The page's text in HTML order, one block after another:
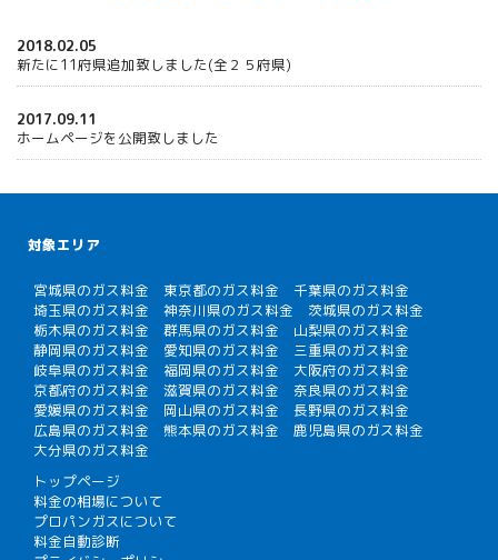
2018.02.05
新たに11府県追加致しました(全２５府県)
2017.09.11
ホームページを公開致しました
対象エリア
宮城県のガス料金 東京都のガス料金
千葉県のガス料金
埼玉県のガス料金
神奈川県のガス料金
茨城県のガス料金
栃木県のガス料金
群馬県のガス料金
山梨県のガス料金
静岡県のガス料金
愛知県のガス料金
三重県のガス料金
岐阜県のガス料金
福岡県のガス料金
大阪府のガス料金
京都府のガス料金
滋賀県のガス料金
奈良県のガス料金
愛媛県のガス料金
岡山県のガス料金
長野県のガス料金
広島県のガス料金
熊本県のガス料金
鹿児島県のガス料金
大分県のガス料金
トップページ
料金の相場について
プロパンガスについて
料金自動診断